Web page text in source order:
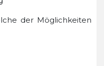
der Möglichkeiten